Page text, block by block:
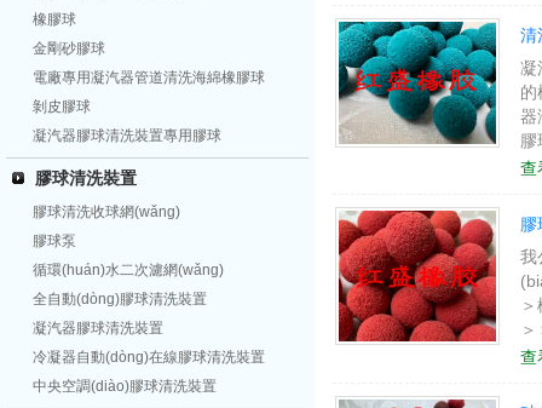
橡膠球
金剛砂膠球
電廠專用凝汽器管道清洗海綿橡膠球
剝皮膠球
凝汽器膠球清洗裝置專用膠球
膠球清洗裝置
膠球清洗收球網(wǎng)
膠球泵
循環(huán)水二次濾網(wǎng)
全自動(dòng)膠球清洗裝置
凝汽器膠球清洗裝置
冷凝器自動(dòng)在線膠球清洗裝置
中央空調(diào)膠球清洗裝置
清
凝
的
器
膠
家
查
膠
我
橡
查